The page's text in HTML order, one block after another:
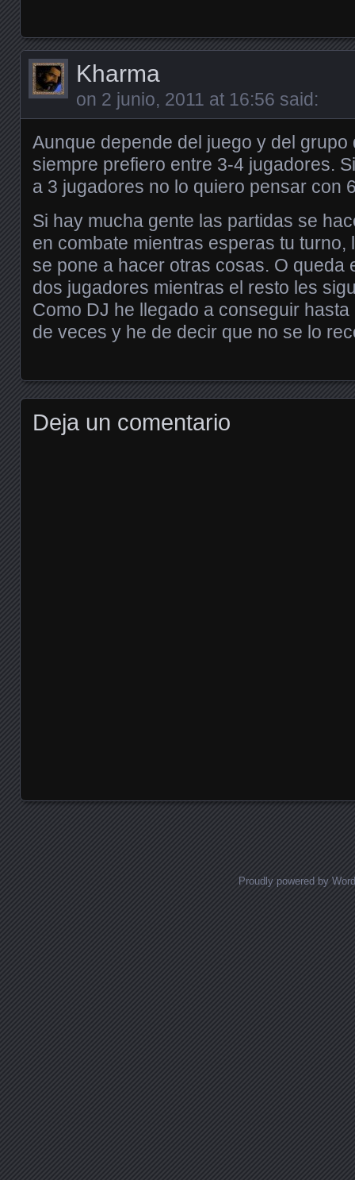
Kharma
on 2 junio, 2011 at 16:56 said:
Aunque depende del juego y del grupo
siempre prefiero entre 3-4 jugadores.
a 3 jugadores no lo quiero pensar con
Si hay mucha gente las partidas se
en combate mientras esperas tu turno,
se pone a hacer otras cosas. O queda
dos jugadores mientras el resto les
Como DJ he llegado a conseguir
de veces y he de decir que no se lo
Deja un comentario
Proudly powered by